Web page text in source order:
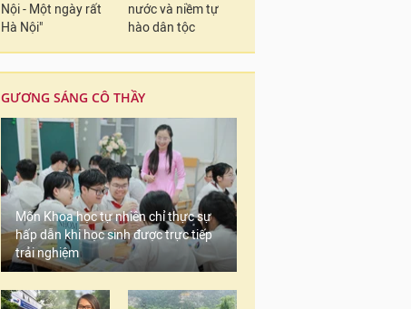
Nội - Một ngày rất
Hà Nội"
nước và niềm tự
hào dân tộc
GƯƠNG SÁNG CÔ THẦY
Môn Khoa học tự nhiên chỉ thực sự
hấp dẫn khi học sinh được trực tiếp
trải nghiệm